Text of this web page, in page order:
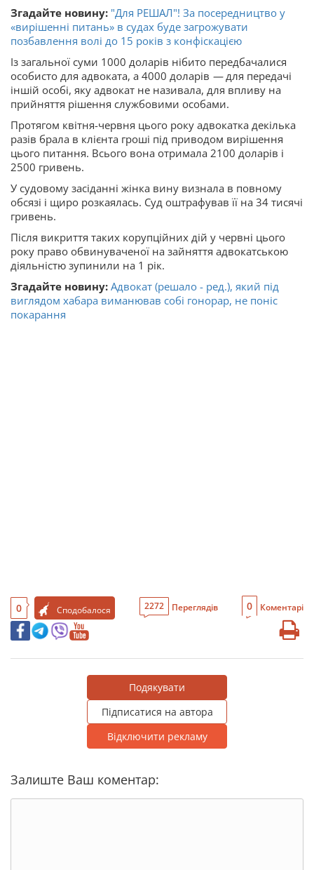
Згадайте новину: "Для РЕШАЛ"! За посередництво у
«вирішенні питань» в судах буде загрожувати
позбавлення волі до 15 років з конфіскацією
Із загальної суми 1000 доларів нібито передбачалися
особисто для адвоката, а 4000 доларів —для передачі
іншій особі, яку адвокат не називала, для впливу на
прийняття рішення службовими особами.
Протягом квітня-червня цього року адвокатка декілька
разів брала в клієнта гроші під приводом вирішення
цього питання. Всього вона отримала 2100 доларів і
2500 гривень.
У судовому засіданні жінка вину визнала в повному
обсязі і щиро розкаялась. Суд оштрафував її на 34 тисячі
гривень.
Після викриття таких корупційних дій у червні цього
року право обвинуваченої на зайняття адвокатською
діяльністю зупинили на 1 рік.
Згадайте новину: Адвокат (решало - ред.), який під
виглядом хабара виманював собі гонорар, не поніс
покарання
0 Сподобалося 2272 Переглядів 0 Коментарі
Подякувати
Підписатися на автора
Відключити рекламу
Залиште Ваш коментар: